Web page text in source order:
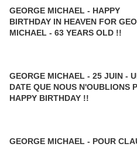
GEORGE MICHAEL - HAPPY
BIRTHDAY IN HEAVEN FOR
MICHAEL - 63 YEARS OLD !!
GEORGE MICHAEL - 25 JUIN -
DATE QUE NOUS N'OUBLIONS
HAPPY BIRTHDAY !!
GEORGE MICHAEL - POUR